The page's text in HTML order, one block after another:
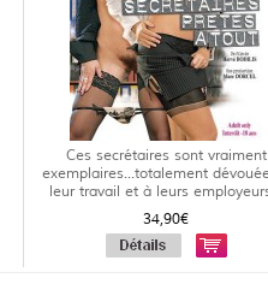
Ces secrétaires sont vraiment
exemplaires...totalement
leur travail et à leurs
34,90€